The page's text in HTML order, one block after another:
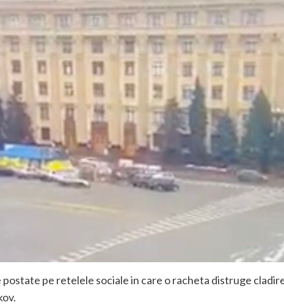
pe retelele sociale in care o racheta distruge